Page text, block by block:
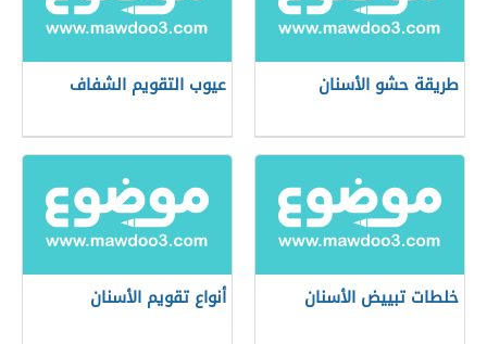
طريقة حشو الأسنان عيوب التقويم الشفاف
خلطات تبييض الأسنان أنواع تقويم الأسنان